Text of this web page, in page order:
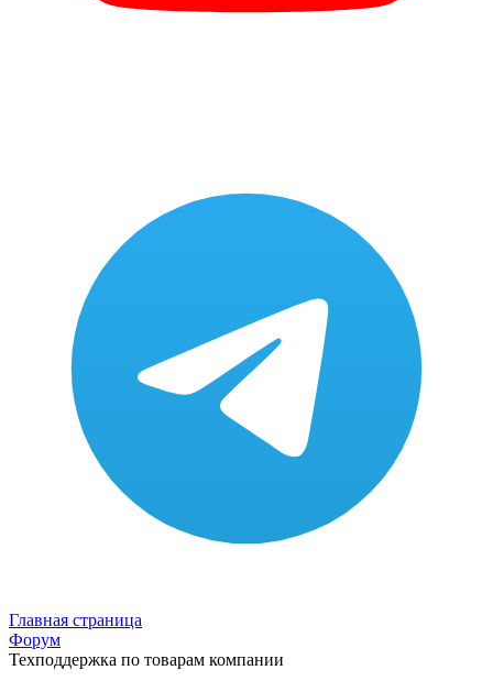
Главная страница
Форум
Техподдержка по товарам компании